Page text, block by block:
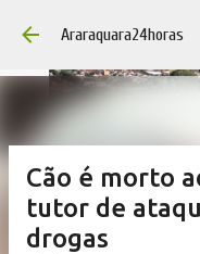
Pular
Araraquara24horas
Cão é morto
tutor de
drogas